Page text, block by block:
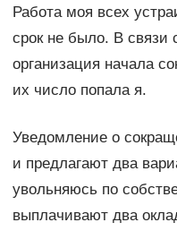
Работа моя всех
срок не было. В связи
организация начала
их число попала я.
Уведомление о
и предлагают два
увольняюсь по
выплачивают два